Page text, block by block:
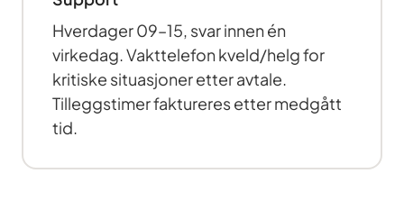
Hverdager 09–15, svar innen én
virkedag. Vakttelefon kveld/helg for
kritiske situasjoner etter avtale.
Tilleggstimer faktureres etter medgått
tid.